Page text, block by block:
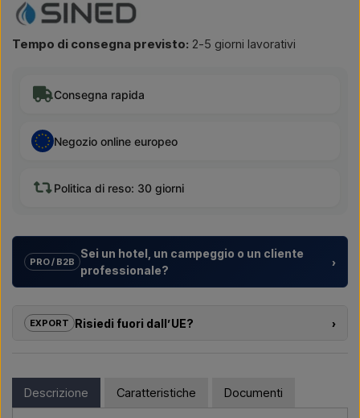
Tempo di consegna previsto: 2-5 giorni lavorativi
Consegna rapida
Negozio online europeo
Politica di reso: 30 giorni
PRO / B2B
Sei un hotel, un campeggio o un cliente
professionale?
›
immobiliari con
dalla scelta del modello alla corretta installazione.
grande? Contattaci – rispondiamo rapidamente.
Scrivici → Chiamaci →
EXPORT Risiedi fuori dall’UE?
›
webshop. Puoi invece contattarci e ricevere un prezzo con
consegna e, se necessario, documenti doganali.
Descrizione Caratteristiche Documenti